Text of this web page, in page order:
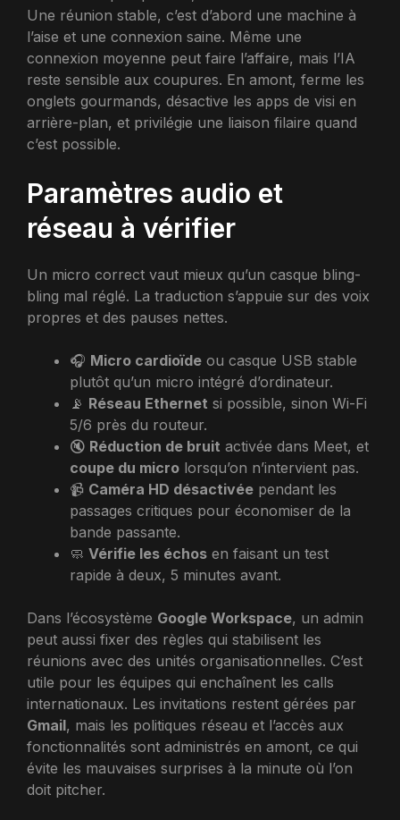
Une réunion stable, c’est d’abord une machine à
l’aise et une connexion saine. Même une
connexion moyenne peut faire l’affaire, mais l’IA
reste sensible aux coupures. En amont, ferme les
onglets gourmands, désactive les apps de visi en
arrière-plan, et privilégie une liaison filaire quand
c’est possible.
Paramètres audio et
réseau à vérifier
Un micro correct vaut mieux qu’un casque bling-
bling mal réglé. La traduction s’appuie sur des voix
propres et des pauses nettes.
🎧 Micro cardioïde ou casque USB stable
plutôt qu’un micro intégré d’ordinateur.
📡 Réseau Ethernet si possible, sinon Wi-Fi
5/6 près du routeur.
🔇 Réduction de bruit activée dans Meet, et
coupe du micro lorsqu’on n’intervient pas.
📹 Caméra HD désactivée pendant les
passages critiques pour économiser de la
bande passante.
🧼 Vérifie les échos en faisant un test
rapide à deux, 5 minutes avant.
Dans l’écosystème Google Workspace, un admin
peut aussi fixer des règles qui stabilisent les
réunions avec des unités organisationnelles. C’est
utile pour les équipes qui enchaînent les calls
internationaux. Les invitations restent gérées par
Gmail, mais les politiques réseau et l’accès aux
fonctionnalités sont administrés en amont, ce qui
évite les mauvaises surprises à la minute où l’on
doit pitcher.